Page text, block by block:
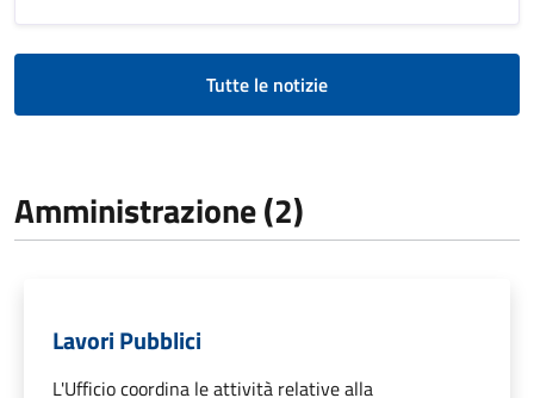
Tutte le notizie
Amministrazione (2)
Lavori Pubblici
L'Ufficio coordina le attività relative alla